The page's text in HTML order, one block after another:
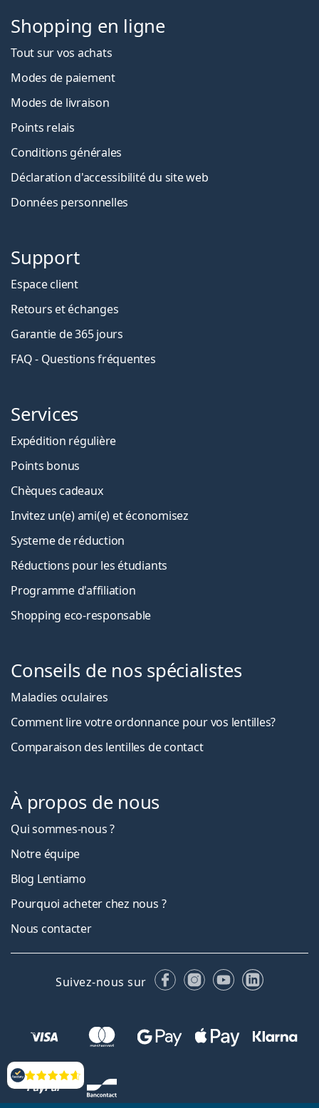
Évaluation
Shopping en ligne
Tout sur vos achats
Modes de paiement
Modes de livraison
Points relais
Conditions générales
Déclaration d'accessibilité du site web
Données personnelles
Support
Espace client
Retours et échanges
Garantie de 365 jours
FAQ - Questions fréquentes
Services
Expédition régulière
Points bonus
Chèques cadeaux
Invitez un(e) ami(e) et économisez
Systeme de réduction
Réductions pour les étudiants
Programme d'affiliation
Shopping eco-responsable
Conseils de nos spécialistes
Maladies oculaires
Comment lire votre ordonnance pour vos lentilles?
Comparaison des lentilles de contact
À propos de nous
Qui sommes-nous ?
Notre équipe
Blog Lentiamo
Pourquoi acheter chez nous ?
Nous contacter
Suivez-nous sur FacebookInstagram
YouTubeLinkedIn